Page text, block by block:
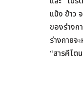
แป้ง ข้าว
ของร่างก
ร่างกายจ
“สารคีโต